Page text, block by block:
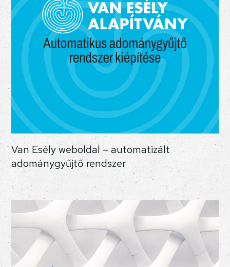
Van Esély weboldal – automatizált
adománygyűjtő rendszer